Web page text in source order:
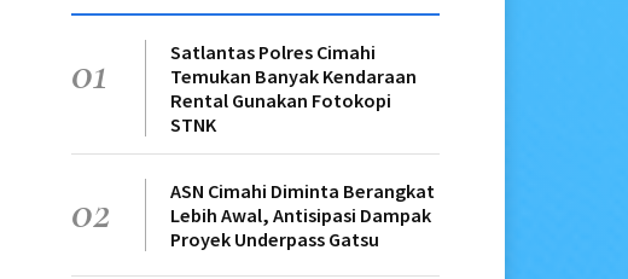
01
Satlantas Polres Cimahi
Temukan Banyak Kendaraan
Rental Gunakan Fotokopi
STNK
02
ASN Cimahi Diminta Berangkat
Lebih Awal, Antisipasi Dampak
Proyek Underpass Gatsu